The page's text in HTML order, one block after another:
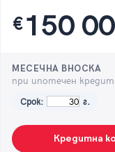
€150
МЕСЕЧНА ВНОСКА
при ипотечен кредит
Срок: г.
Кредитна